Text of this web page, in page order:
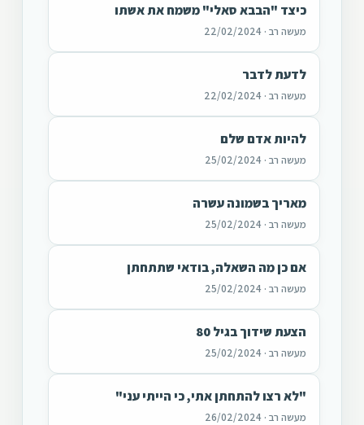
כיצד "הבבא סאלי" משמח את אשתו
מעשה רב · 22/02/2024
לדעת לדבר
מעשה רב · 22/02/2024
להיות אדם שלם
מעשה רב · 25/02/2024
מאריך בשמונה עשרה
מעשה רב · 25/02/2024
אם כן מה השאלה, בודאי שתתחתן
מעשה רב · 25/02/2024
הצעת שידוך בגיל 80
מעשה רב · 25/02/2024
"לא רצו להתחתן אתי, כי הייתי עני"
מעשה רב · 26/02/2024